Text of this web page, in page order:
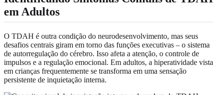
em Adultos
O TDAH é outra condição do neurodesenvolvimento, mas seus
desafios centrais giram em torno das funções executivas – o sistema
de autorregulação do cérebro. Isso afeta a atenção, o controle de
impulsos e a regulação emocional. Em adultos, a hiperatividade vista
em crianças frequentemente se transforma em uma sensação
persistente de inquietação interna.